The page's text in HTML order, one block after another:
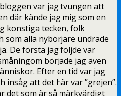
var jag tvungen att
där kände jag mig som en
konstiga tecken, folk
som alla nybörjare undrade
De första jag följde var
började jag även
Efter en tid var jag
insåg att det här var ”grejen”.
det som är så märkvärdigt